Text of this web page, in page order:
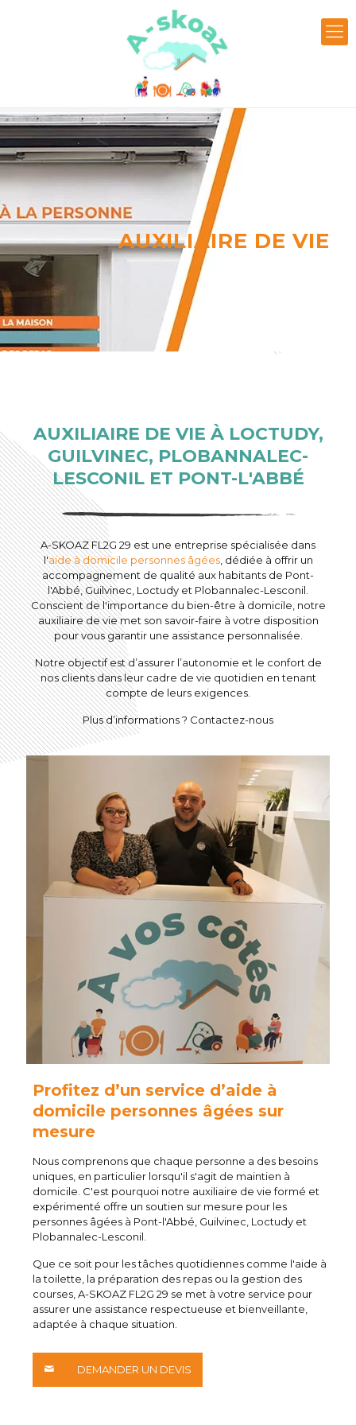
AUXILIAIRE DE VIE
AUXILIAIRE DE VIE À LOCTUDY,
GUILVINEC, PLOBANNALEC-
LESCONIL ET PONT-L'ABBÉ
A-SKOAZ FL2G 29 est une entreprise spécialisée dans
l'aide à domicile personnes âgées, dédiée à offrir un
accompagnement de qualité aux habitants de Pont-
l'Abbé, Guilvinec, Loctudy et Plobannalec-Lesconil.
Conscient de l'importance du bien-être à domicile, notre
auxiliaire de vie met son savoir-faire à votre disposition
pour vous garantir une assistance personnalisée.
Notre objectif est d’assurer l’autonomie et le confort de
nos clients dans leur cadre de vie quotidien en tenant
compte de leurs exigences.
Plus d’informations ? Contactez-nous
Profitez d’un service d’aide à
domicile personnes âgées sur
mesure
Nous comprenons que chaque personne a des besoins
uniques, en particulier lorsqu'il s'agit de maintien à
domicile. C'est pourquoi notre auxiliaire de vie formé et
expérimenté offre un soutien sur mesure pour les
personnes âgées à Pont-l'Abbé, Guilvinec, Loctudy et
Plobannalec-Lesconil.
Que ce soit pour les tâches quotidiennes comme l'aide à
la toilette, la préparation des repas ou la gestion des
courses, A-SKOAZ FL2G 29 se met à votre service pour
assurer une assistance respectueuse et bienveillante,
adaptée à chaque situation.
DEMANDER UN DEVIS